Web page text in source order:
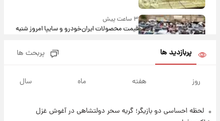
۳ ساعت پیش
قیمت محصولات ایران‌خودرو و سایپا امروز شنبه
شنبه ۱۷ مرداد ۱۴۰۵
۱۷ ساعت پیش
پربازدید ها پربحث ها
روز هفته ماه سال
لحظه احساسی دو بازیگر؛ گریه سحر دولتشاهی در آغوش غزل